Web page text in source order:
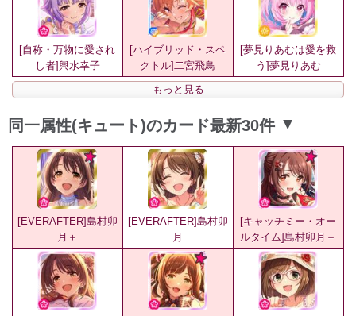
[自称・万物に愛され
し者]輿水幸子
[ハイブリッド・スペ
クトル]二宮飛鳥
[夢見りあむは愛を救
う]夢見りあむ
もっと見る
同一属性(キュート)のカード最新30件 ▲
[EVERAFTER]島村卯
月＋
[EVERAFTER]島村卯
月
[キャッチミー・オー
ルタイム]島村卯月＋